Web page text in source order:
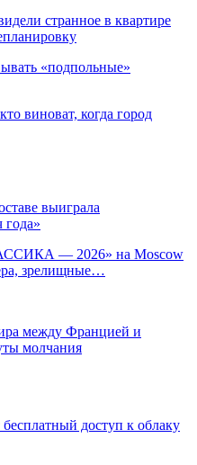
странное в квартире
«подпольные»
виноват, когда город
выиграла
года»
— 2026» на Moscow
зрелищные…
между Францией и
молчания
доступ к облаку